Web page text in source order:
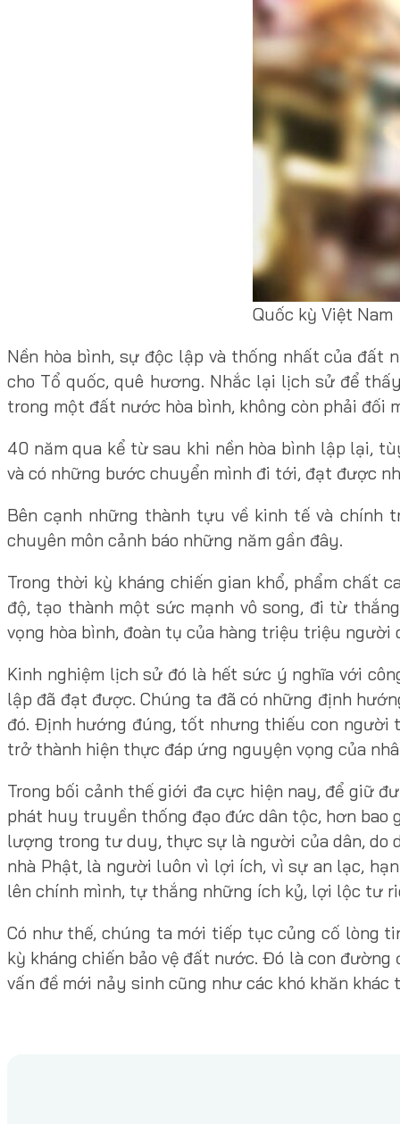
Quốc kỳ Việt Nam
Nền hòa bình, sự độc lập và thống nhất của đất
cho Tổ quốc, quê hương. Nhắc lại lịch sử để
trong một đất nước hòa bình, không còn phải đối
40 năm qua kể từ sau khi nền hòa bình lập lại,
và có những bước chuyển mình đi tới, đạt được
Bên cạnh những thành tựu về kinh tế và chính
chuyên môn cảnh báo những năm gần đây.
Trong thời kỳ kháng chiến gian khổ, phẩm chất
độ, tạo thành một sức mạnh vô song, đi từ
vọng hòa bình, đoàn tụ của hàng triệu triệu
Kinh nghiệm lịch sử đó là hết sức ý nghĩa với
lập đã đạt được. Chúng ta đã có những định
đó. Định hướng đúng, tốt nhưng thiếu con người
trở thành hiện thực đáp ứng nguyện vọng của
Trong bối cảnh thế giới đa cực hiện nay, để giữ
phát huy truyền thống đạo đức dân tộc, hơn bao
lượng trong tư duy, thực sự là người của dân, do
nhà Phật, là người luôn vì lợi ích, vì sự an lạc,
lên chính mình, tự thắng những ích kỷ, lợi lộc tư
Có như thế, chúng ta mới tiếp tục củng cố lòng
kỳ kháng chiến bảo vệ đất nước. Đó là con
vấn đề mới nảy sinh cũng như các khó khăn